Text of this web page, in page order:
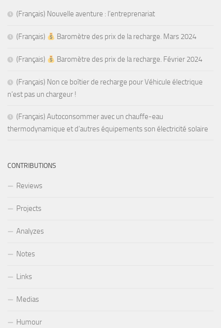
(Français) Nouvelle aventure : l’entreprenariat
(Français) Baromètre des prix de la recharge. Mars 2024
(Français) Baromètre des prix de la recharge. Février 2024
(Français) Non ce boîtier de recharge pour Véhicule électrique
n’est pas un chargeur !
(Français) Autoconsommer avec un chauffe-eau
thermodynamique et d’autres équipements son électricité solaire
CONTRIBUTIONS
Reviews
Projects
Analyzes
Notes
Links
Medias
Humour